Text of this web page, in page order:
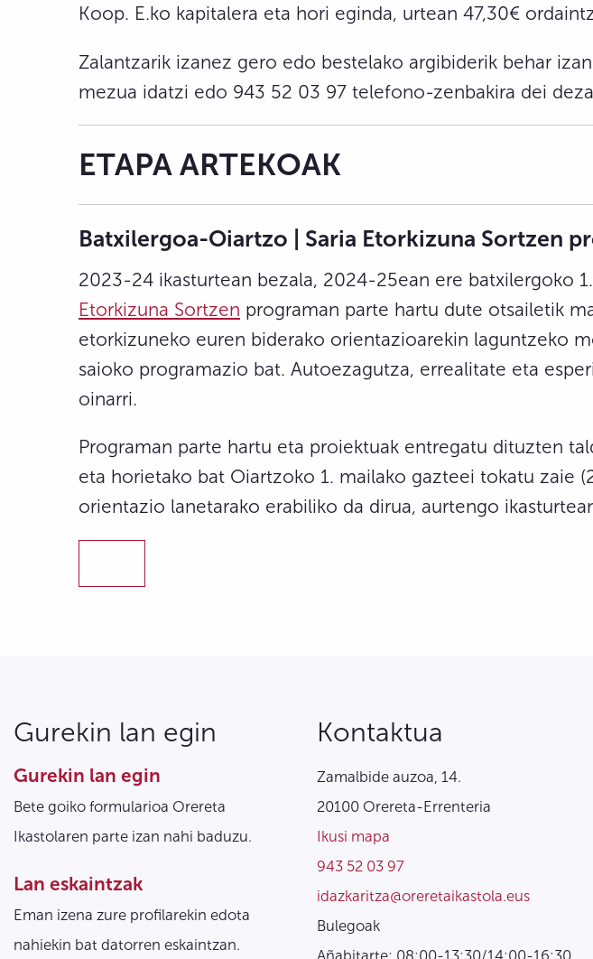
Koop. E.ko kapitalera eta hori eginda, urtean 47,30€
Zalantzarik izanez gero edo bestelako argibiderik behar
mezua idatzi edo 943 52 03 97 telefono-zenbakira dei
ETAPA ARTEKOAK
Batxilergoa-Oiartzo | Saria Etorkizuna Sortzen
2023-24 ikasturtean bezala, 2024-25ean ere batxilergoko
Etorkizuna Sortzen programan parte hartu dute otsailetik
etorkizuneko euren biderako orientazioarekin laguntzeko
saioko programazio bat. Autoezagutza, errealitate eta
oinarri.
Programan parte hartu eta proiektuak entregatu dituzten
eta horietako bat Oiartzoko 1. mailako gazteei tokatu zaie
orientazio lanetarako erabiliko da dirua, aurtengo
Gurekin lan egin
Gurekin lan egin
Bete goiko formularioa Orereta
Ikastolaren parte izan nahi baduzu.
Lan eskaintzak
Eman izena zure profilarekin edota
nahiekin bat datorren eskaintzan.
Kontaktua
Zamalbide auzoa, 14.
20100 Orereta-Errenteria
Ikusi mapa
943 52 03 97
idazkaritza@oreretaikastola.eus
Bulegoak